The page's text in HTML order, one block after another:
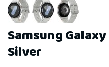
Samsung
Silver